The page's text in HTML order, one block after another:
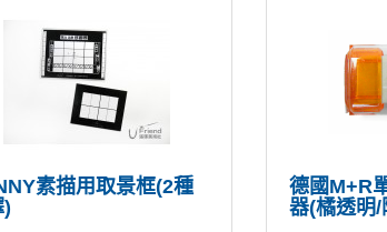
素描用取景框(2種
德國M+R
器(橘透明/